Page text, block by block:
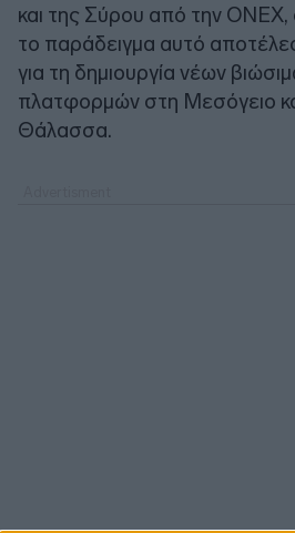
και της Σύρου από την ONEX,
το παράδειγμα αυτό
για τη δημιουργία νέων
πλατφορμών στη Μεσόγειο
Θάλασσα.